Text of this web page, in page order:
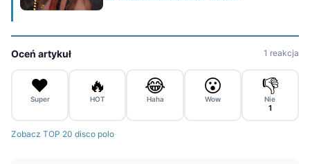
Oceń artykuł 1 reakcja
❤️
Super
🔥
HOT
😂
Haha
😮
Wow
👎
Nie
1
Zobacz TOP 20 disco polo